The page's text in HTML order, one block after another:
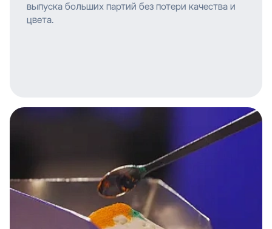
выпуска больших партий без потери качества и
цвета.